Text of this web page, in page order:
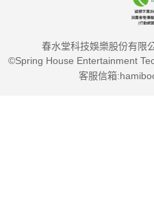
春水堂科技娛樂股份有限
©Spring House Entertainment
客服信箱